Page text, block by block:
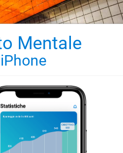
Mentale